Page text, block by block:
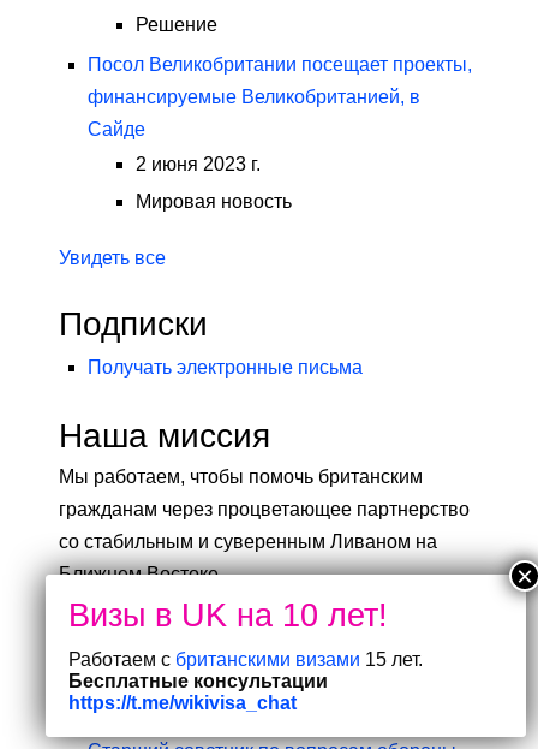
Решение
Посол Великобритании посещает проекты,
финансируемые Великобританией, в
Сайде
2 июня 2023 г.
Мировая новость
Увидеть все
Подписки
Получать электронные письма
Наша миссия
Мы работаем, чтобы помочь британским
гражданам через процветающее партнерство
со стабильным и суверенным Ливаном на
Ближнем Востоке.
Наши объявления
Работаем с британскими визами 15 лет.
Бесплатные консультации
https://t.me/wikivisa_chat